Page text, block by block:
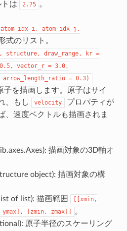
は
2.75 。
atom_idx_j,
式のリスト。
structure, draw_range, kr =
0.5, vector_r = 3.0,
arrow_length_ratio = 0.3)
子を描画します。原子はサイ
、もし
velocity
プロパティが
、速度ベクトルも描画されま
描画対象の3D軸オ
object): 描画対象の構
of list): 描画範囲
[[xmin,
ymax], [zmin, zmax]] 。
原子半径のスケーリング